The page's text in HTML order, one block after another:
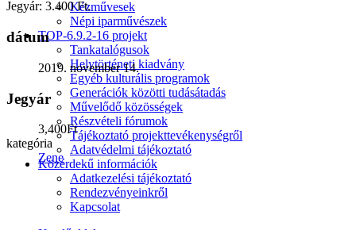
Kézművesek
Népi iparművészek
TOP-6.9.2-16 projekt
Tankatalógusok
Helytörténeti kiadvány
Egyéb kulturális programok
Generációk közötti tudásátadás
Művelődő közösségek
Részvételi fórumok
Tájékoztató projekttevékenységről
Adatvédelmi tájékoztató
Közérdekű információk
Adatkezelési tájékoztató
Rendezvényeinkről
Kapcsolat
Jegyár: 3.400 Ft.
dátum
2019. november 14.
Jegyár
3,400Ft
kategória
Zene